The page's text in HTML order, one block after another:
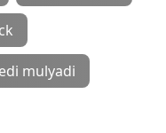
mulyadi